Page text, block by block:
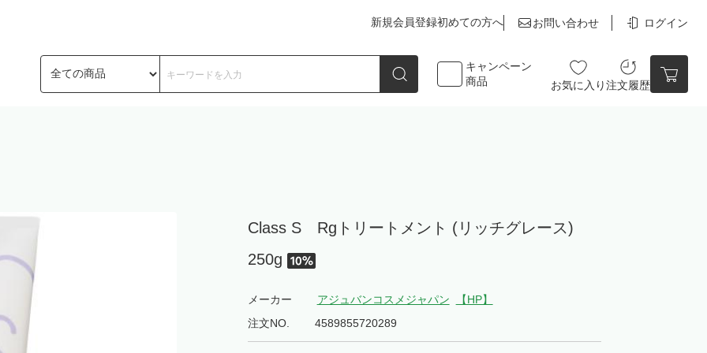
新規会員登録初めての方へ お問い合わせ ログイン
キャンペーン
商品
お気に入り注文履歴
Class S Rgトリートメント (リッチグレース)
250g
メーカー アジュバンコスメジャパン
【HP】
注文NO.
4589855720289